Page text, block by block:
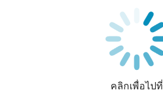
คลิกเพื่อไปที่